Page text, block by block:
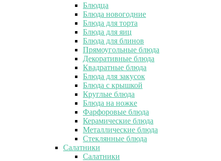
Блюдца
Блюда новогодние
Блюда для торта
Блюда для яиц
Блюда для блинов
Прямоугольные блюда
Декоративные блюда
Квадратные блюда
Блюда для закусок
Блюда с крышкой
Круглые блюда
Блюда на ножке
Фарфоровые блюда
Керамические блюда
Металлические блюда
Стеклянные блюда
Салатники
Салатники